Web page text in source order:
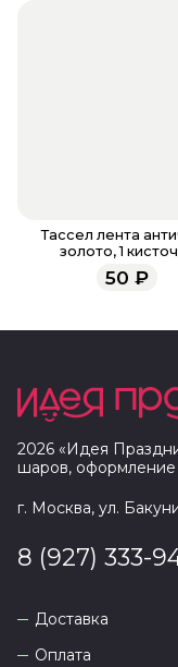
Тассел лента
золото, 1
50 ₽
2026 « Идея
шаров, оформление
г. Москва, ул.
8 (927) 333-
Доставка
Оплата